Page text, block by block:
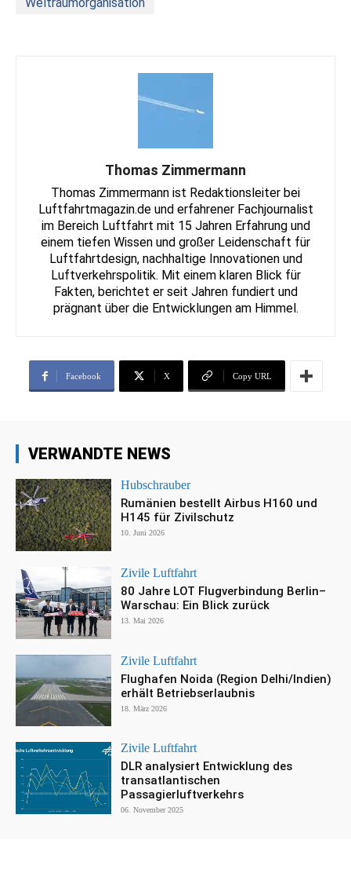
Thomas Zimmermann
Thomas Zimmermann ist Redaktionsleiter bei
Luftfahrtmagazin.de und erfahrener Fachjournalist
im Bereich Luftfahrt mit 15 Jahren Erfahrung und
einem tiefen Wissen und großer Leidenschaft für
Luftfahrtdesign, nachhaltige Innovationen und
Luftverkehrspolitik. Mit einem klaren Blick für
Fakten, berichtet er seit Jahren fundiert und
prägnant über die Entwicklungen am Himmel.
Facebook X Copy URL
VERWANDTE NEWS
Hubschrauber
Rumänien bestellt Airbus H160 und
H145 für Zivilschutz
10. Juni 2026
Zivile Luftfahrt
80 Jahre LOT Flugverbindung Berlin–
Warschau: Ein Blick zurück
13. Mai 2026
Zivile Luftfahrt
Flughafen Noida (Region Delhi/Indien)
erhält Betriebserlaubnis
18. März 2026
Zivile Luftfahrt
DLR analysiert Entwicklung des
transatlantischen
Passagierluftverkehrs
06. November 2025